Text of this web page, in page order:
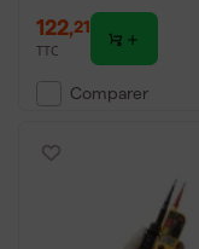
122,21
TTC
Comparer